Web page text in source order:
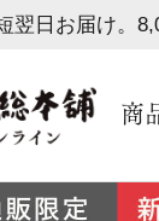
翌日お届け。
商